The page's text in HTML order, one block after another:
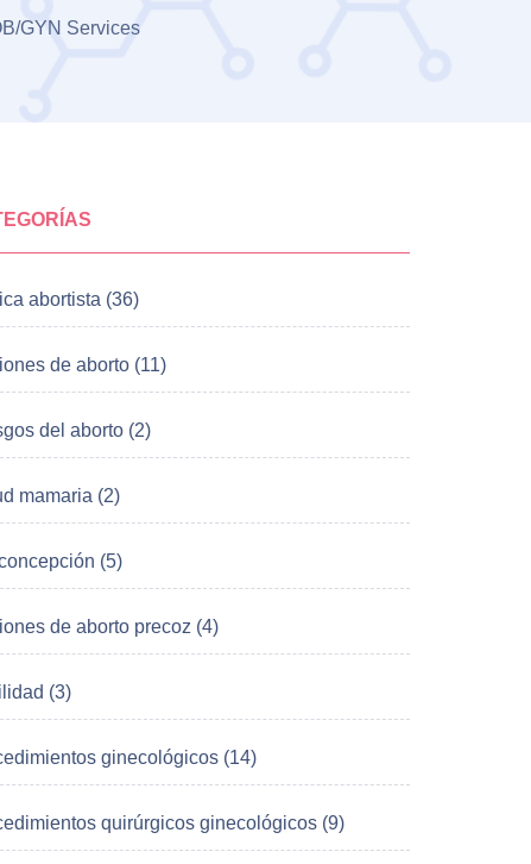
GYN Services
abortista (36)
de aborto (11)
del aborto (2)
mamaria (2)
(5)
de aborto precoz (4)
(3)
ginecológicos (14)
quirúrgicos ginecológicos (9)